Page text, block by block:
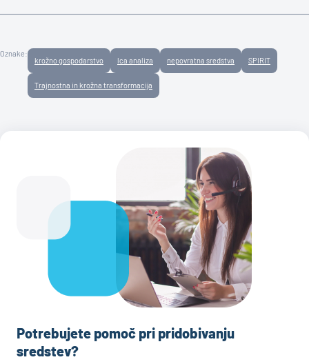
Oznake:
krožno gospodarstvo lca analiza nepovratna sredstva SPIRIT
Trajnostna in krožna transformacija
Potrebujete pomoč pri pridobivanju
sredstev?